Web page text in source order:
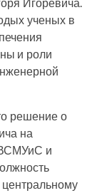
ученых в
и роли
решение о
на
ВСМУиС и